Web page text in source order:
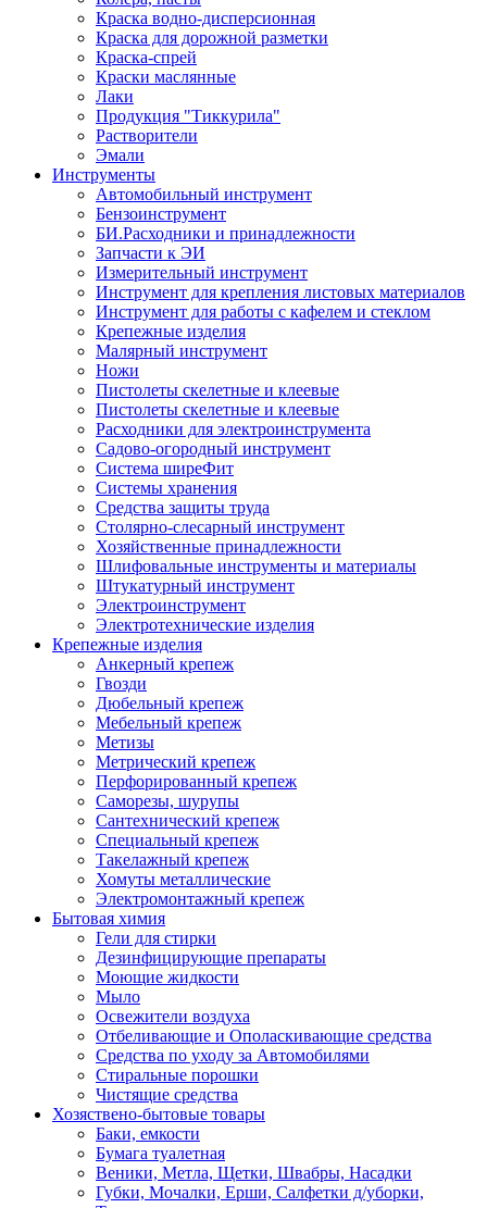
Краска водно-дисперсионная
Краска для дорожной разметки
Краска-спрей
Краски маслянные
Лаки
Продукция "Тиккурила"
Растворители
Эмали
Инструменты
Автомобильный инструмент
Бензоинструмент
БИ.Расходники и принадлежности
Запчасти к ЭИ
Измерительный инструмент
Инструмент для крепления листовых материалов
Инструмент для работы с кафелем и стеклом
Крепежные изделия
Малярный инструмент
Ножи
Пистолеты скелетные и клеевые
Пистолеты скелетные и клеевые
Расходники для электроинструмента
Садово-огородный инструмент
Система ширеФит
Системы хранения
Средства защиты труда
Столярно-слесарный инструмент
Хозяйственные принадлежности
Шлифовальные инструменты и материалы
Штукатурный инструмент
Электроинструмент
Электротехнические изделия
Крепежные изделия
Анкерный крепеж
Гвозди
Дюбельный крепеж
Мебельный крепеж
Метизы
Метрический крепеж
Перфорированный крепеж
Саморезы, шурупы
Сантехнический крепеж
Специальный крепеж
Такелажный крепеж
Хомуты металлические
Электромонтажный крепеж
Бытовая химия
Гели для стирки
Дезинфицирующие препараты
Моющие жидкости
Мыло
Освежители воздуха
Отбеливающие и Ополаскивающие средства
Средства по уходу за Автомобилями
Стиральные порошки
Чистящие средства
Хозяствено-бытовые товары
Баки, емкости
Бумага туалетная
Веники, Метла, Щетки, Швабры, Насадки
Губки, Мочалки, Ерши, Салфетки д/уборки,